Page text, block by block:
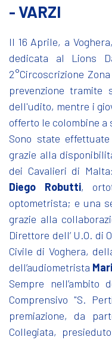
- VARZI
Il 16 Aprile, a
dedicata al Lions
2°Circoscrizione
prevenzione
dell'udito, mentre i
offerto le colombine a
Sono state
grazie alla
dei Cavalieri di Malta:
Diego Robutti,
optometrista; e una
grazie alla
Direttore dell’ U.O. di
Civile di Voghera,
dell’audiometrista
Sempre
Comprensivo "S.
premiazione, da
Collegiata,